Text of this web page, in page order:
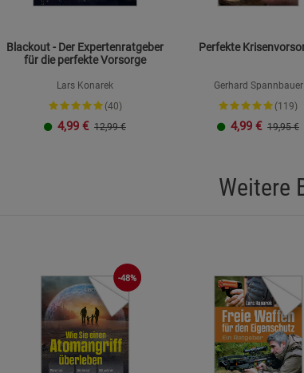
Blackout - Der Expertenratgeber
für die perfekte Vorsorge
Lars Konarek
(40)
4,99 € 12,99 €
Perfekte
Gerhard Spannbauer
(119)
4,99 € 19,95 €
Weitere
-48%